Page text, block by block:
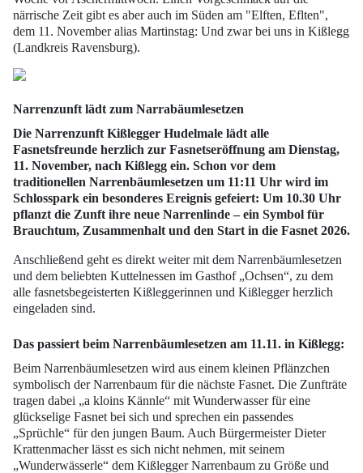
närrische Zeit gibt es aber auch im Süden am "Elften, Eflten",
dem 11. November alias Martinstag: Und zwar bei uns in Kißlegg
(Landkreis Ravensburg).
Narrenzunft lädt zum Narrabäumlesetzen
Die Narrenzunft Kißlegger Hudelmale lädt alle
Fasnetsfreunde herzlich zur Fasnetseröffnung am Dienstag,
11. November, nach Kißlegg ein. Schon vor dem
traditionellen Narrenbäumlesetzen um 11:11 Uhr wird im
Schlosspark ein besonderes Ereignis gefeiert: Um 10.30 Uhr
pflanzt die Zunft ihre neue Narrenlinde– ein Symbol für
Brauchtum, Zusammenhalt und den Start in die Fasnet 2026.
Anschließend geht es direkt weiter mit dem Narrenbäumlesetzen
und dem beliebten Kuttelnessen im Gasthof „Ochsen“, zu dem
alle fasnetsbegeisterten Kißleggerinnen und Kißlegger herzlich
eingeladen sind.
Das passiert beim Narrenbäumlesetzen am 11.11. in Kißlegg:
Beim Narrenbäumlesetzen wird aus einem kleinen Pflänzchen
symbolisch derNarrenbaum für die nächste Fasnet. Die Zunfträte
tragen dabei „a kloins Kännle“ mit Wunderwasserfür eine
glückselige Fasnet bei sich und sprechen ein passendes
„Sprüchle“ für den jungen Baum. Auch Bürgermeister Dieter
Krattenmacherlässt es sich nicht nehmen, mit seinem
„Wunderwässerle“ dem Kißlegger Narrenbaum zu Größe und